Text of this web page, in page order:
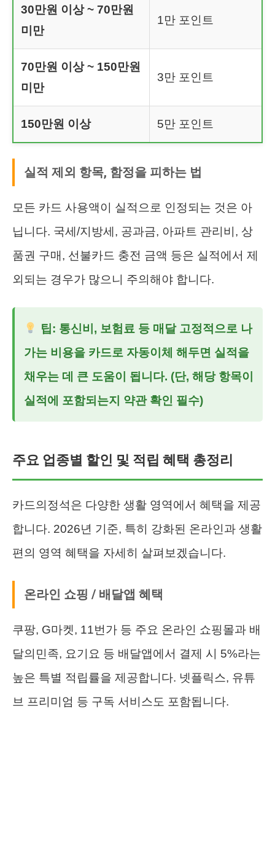
30만원 이상 ~ 70만원
미만
1만 포인트
70만원 이상 ~ 150만원
미만
3만 포인트
150만원 이상 5만 포인트
실적 제외 항목, 함정을 피하는 법
모든 카드 사용액이 실적으로 인정되는 것은 아
닙니다. 국세/지방세, 공과금, 아파트 관리비, 상
품권 구매, 선불카드 충전 금액 등은 실적에서 제
외되는 경우가 많으니 주의해야 합니다.
팁: 통신비, 보험료 등 매달 고정적으로 나
가는 비용을 카드로 자동이체 해두면 실적을
채우는 데 큰 도움이 됩니다. (단, 해당 항목이
실적에 포함되는지 약관 확인 필수)
주요 업종별 할인 및 적립 혜택 총정리
카드의정석은 다양한 생활 영역에서 혜택을 제공
합니다. 2026년 기준, 특히 강화된 온라인과 생활
편의 영역 혜택을 자세히 살펴보겠습니다.
온라인 쇼핑 / 배달앱 혜택
쿠팡, G마켓, 11번가 등 주요 온라인 쇼핑몰과 배
달의민족, 요기요 등 배달앱에서 결제 시 5%라는
높은 특별 적립률을 제공합니다. 넷플릭스, 유튜
브 프리미엄 등 구독 서비스도 포함됩니다.